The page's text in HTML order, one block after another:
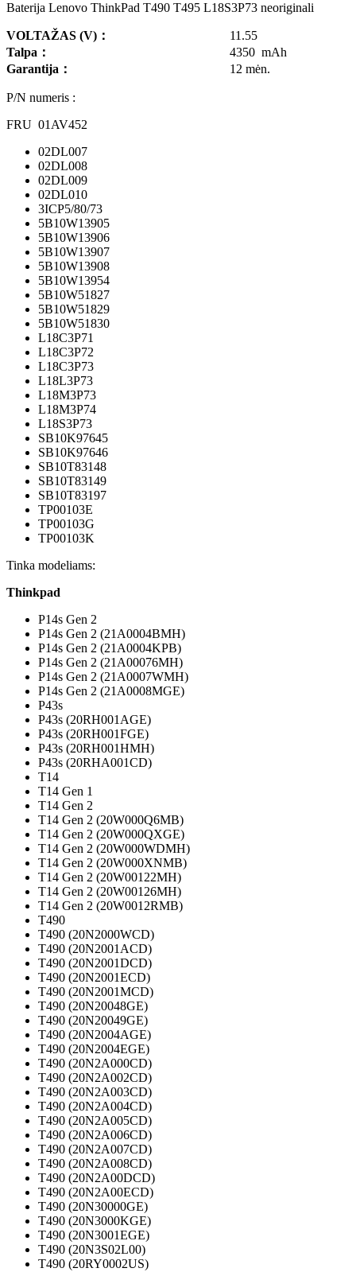
Baterija Lenovo ThinkPad T490 T495 L18S3P73 neoriginali
VOLTAŽAS (V) ：
11.55
Talpa ：
4350 mAh
Garantija ： 12 mėn.
P/N numeris :
FRU 01AV452
02DL007
02DL008
02DL009
02DL010
3ICP5/80/73
5B10W13905
5B10W13906
5B10W13907
5B10W13908
5B10W13954
5B10W51827
5B10W51829
5B10W51830
L18C3P71
L18C3P72
L18C3P73
L18L3P73
L18M3P73
L18M3P74
L18S3P73
SB10K97645
SB10K97646
SB10T83148
SB10T83149
SB10T83197
TP00103E
TP00103G
TP00103K
Tinka modeliams:
Thinkpad
P14s Gen 2
P14s Gen 2 (21A0004BMH)
P14s Gen 2 (21A0004KPB)
P14s Gen 2 (21A00076MH)
P14s Gen 2 (21A0007WMH)
P14s Gen 2 (21A0008MGE)
P43s
P43s (20RH001AGE)
P43s (20RH001FGE)
P43s (20RH001HMH)
P43s (20RHA001CD)
T14
T14 Gen 1
T14 Gen 2
T14 Gen 2 (20W000Q6MB)
T14 Gen 2 (20W000QXGE)
T14 Gen 2 (20W000WDMH)
T14 Gen 2 (20W000XNMB)
T14 Gen 2 (20W00122MH)
T14 Gen 2 (20W00126MH)
T14 Gen 2 (20W0012RMB)
T490
T490 (20N2000WCD)
T490 (20N2001ACD)
T490 (20N2001DCD)
T490 (20N2001ECD)
T490 (20N2001MCD)
T490 (20N20048GE)
T490 (20N20049GE)
T490 (20N2004AGE)
T490 (20N2004EGE)
T490 (20N2A000CD)
T490 (20N2A002CD)
T490 (20N2A003CD)
T490 (20N2A004CD)
T490 (20N2A005CD)
T490 (20N2A006CD)
T490 (20N2A007CD)
T490 (20N2A008CD)
T490 (20N2A00DCD)
T490 (20N2A00ECD)
T490 (20N30000GE)
T490 (20N3000KGE)
T490 (20N3001EGE)
T490 (20N3S02L00)
T490 (20RY0002US)